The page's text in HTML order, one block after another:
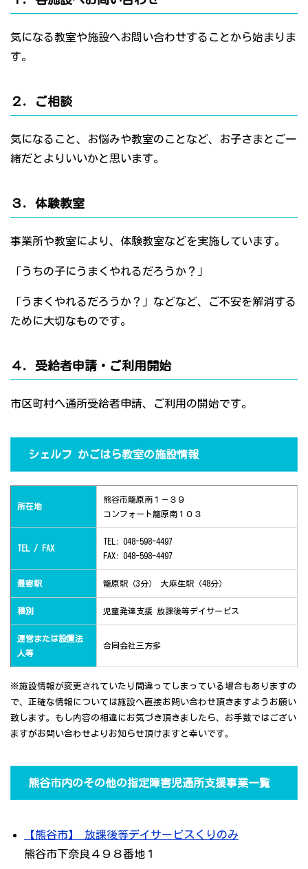
気になる教室や施設へお問い合わせすることから始まりま
す。
２．ご相談
気になること、お悩みや教室のことなど、お子さまとご一
緒だとよりいいかと思います。
３．体験教室
事業所や教室により、体験教室などを実施しています。
「うちの子にうまくやれるだろうか？」
「うまくやれるだろうか？」などなど、ご不安を解消する
ために大切なものです。
４．受給者申請・ご利用開始
市区町村へ通所受給者申請、ご利用の開始です。
シェルフ かごはら教室の施設情報
所在地
熊谷市籠原南１－３９
コンフォート籠原南１０３
TEL / FAX
TEL: 048-598-4497
FAX: 048-598-4497
最寄駅 籠原駅（3分） 大麻生駅（48分）
種別 児童発達支援 放課後等デイサービス
運営または設置法
人等
合同会社三方多
※施設情報が変更されていたり間違ってしまっている場合もありますの
で、正確な情報については施設へ直接お問い合わせ頂きますようお願い
致します。もし内容の相違にお気づき頂きましたら、お手数ではござい
ますがお問い合わせよりお知らせ頂けますと幸いです。
熊谷市内のその他の指定障害児通所支援事業一覧
【熊谷市】 放課後等デイサービスくりのみ
熊谷市下奈良４９８番地１